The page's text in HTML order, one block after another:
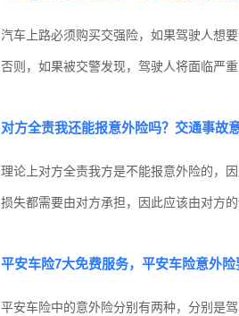
汽车上路必须购买交强险，如果驾驶人想
否则，如果被交警发现，驾驶人将面临严重
对方全责我还能报意外险吗？交通事故
理论上对方全责我方是不能报意外险的，
损失都需要由对方承担，因此应该由对方的
平安车险7大免费服务，平安车险意外险
平安车险中的意外险分别有两种，分别是